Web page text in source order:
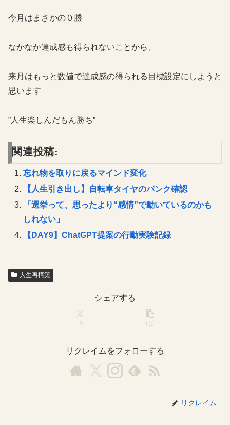
今月はまさかの０勝
なかなか達成感も得られないことから、
来月はもっと数値で達成感の得られる目標設定にしようと
思います
”人生楽しんだもん勝ち”
関連投稿:
忘れ物を取りに戻るマインド変化
【人生引き出し】自転車タイヤのパンク確認
「選挙って、思ったより“感情”で動いているのかも
しれない」
【DAY9】ChatGPT提案の行動実験記録
人生再構築
シェアする
X コピー
リクレイムをフォローする
リクレイム